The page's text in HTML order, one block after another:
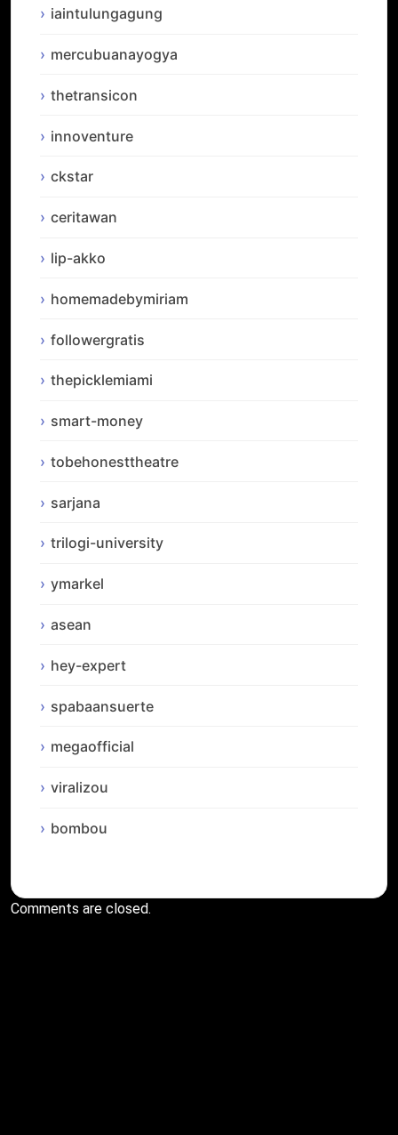
iaintulungagung
mercubuanayogya
thetransicon
innoventure
ckstar
ceritawan
lip-akko
homemadebymiriam
followergratis
thepicklemiami
smart-money
tobehonesttheatre
sarjana
trilogi-university
ymarkel
asean
hey-expert
spabaansuerte
megaofficial
viralizou
bombou
Comments are closed.